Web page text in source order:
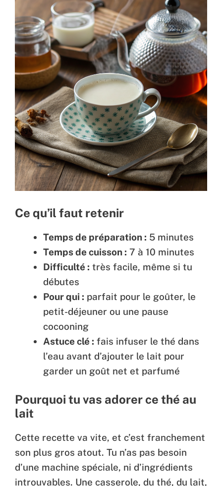
Ce qu’il faut retenir
Temps de préparation : 5 minutes
Temps de cuisson : 7 à 10 minutes
Difficulté : très facile, même si tu
débutes
Pour qui : parfait pour le goûter, le
petit-déjeuner ou une pause
cocooning
Astuce clé : fais infuser le thé dans
l’eau avant d’ajouter le lait pour
garder un goût net et parfumé
Pourquoi tu vas adorer ce thé au
lait
Cette recette va vite, et c’est franchement
son plus gros atout. Tu n’as pas besoin
d’une machine spéciale, ni d’ingrédients
introuvables. Une casserole, du thé, du lait,